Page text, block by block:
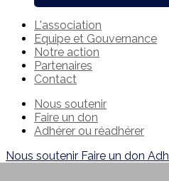
L'association
Equipe et Gouvernance
Notre action
Partenaires
Contact
Nous soutenir
Faire un don
Adhérer ou réadhérer
Nous soutenir Faire un don